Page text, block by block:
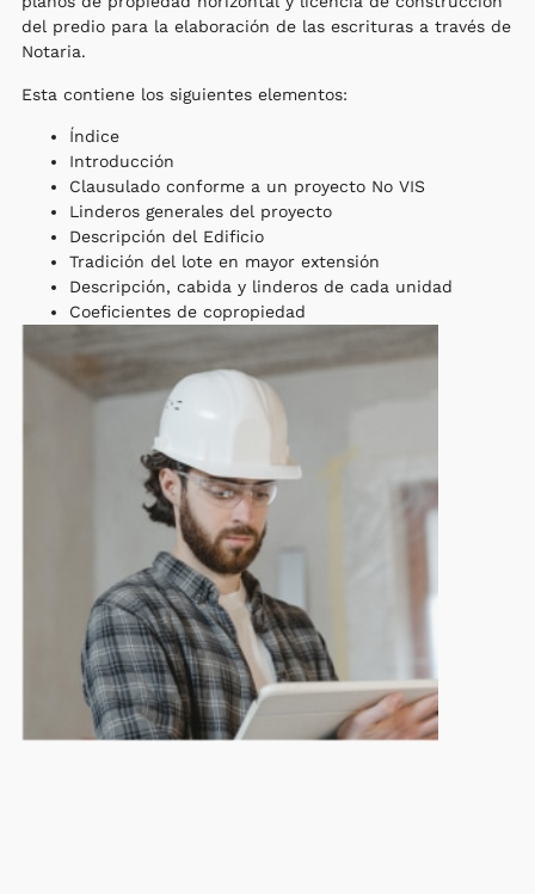
del predio para la elaboración de las escrituras a través de
Notaria.
Esta contiene los siguientes elementos:
Índice
Introducción
Clausulado conforme a un proyecto No VIS
Linderos generales del proyecto
Descripción del Edificio
Tradición del lote en mayor extensión
Descripción, cabida y linderos de cada unidad
Coeficientes de copropiedad